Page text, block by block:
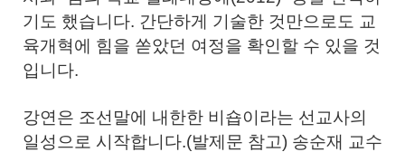
기도 했습니다. 간단하게 기술한 것만으로도 교
육개혁에 힘을 쏟았던 여정을 확인할 수 있을 것
입니다.
강연은 조선말에 내한한 비숍이라는 선교사의
일성으로 시작합니다.(발제문 참고) 송순재 교수